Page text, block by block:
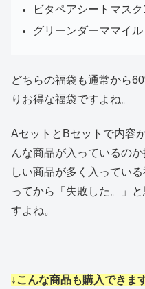
ビタペアシートマスク
グリーンダーママイ
どちらの福袋も通常から
りお得な福袋ですよね。
AセットとBセットで内容
んな商品が入っているの
しい商品が多く入ってい
ってから「失敗した。」
すよね。
↓こんな商品も購入できま